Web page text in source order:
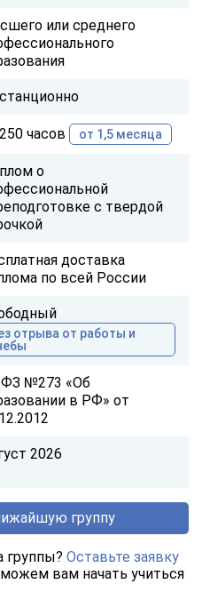
или среднего
часов от 1,5 месяца
о
с твердой
доставка
по всей России
отрыва от работы и
№273 «Об
в РФ» от
2026
группу
группы? Оставьте заявку
вам начать учиться